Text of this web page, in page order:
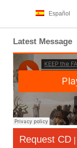
Español
Latest Message
Request CD |